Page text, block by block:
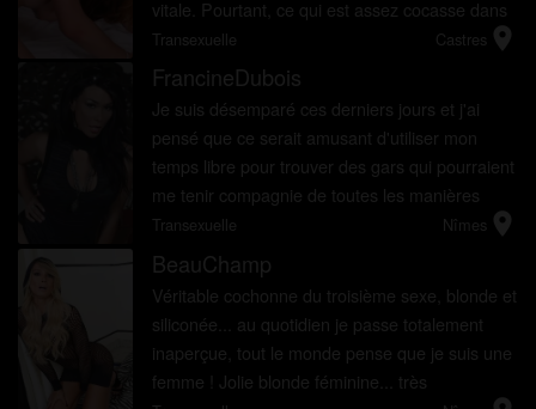
vitale. Pourtant, ce qui est assez cocasse dans
tout cela c’est que je préfère beaucoup plus
coucher avec des co...
Castres location_on
Transexuelle
FrancineDubois
Je suis désemparé ces derniers jours et j'ai
pensé que ce serait amusant d'utiliser mon
temps libre pour trouver des gars qui pourraient
me tenir compagnie de toutes les manières
possibles. Je pense aussi que ce serait bien si
les gars que je vai...
Nîmes location_on
Transexuelle
BeauChamp
Véritable cochonne du troisième sexe, blonde et
siliconée... au quotidien je passe totalement
inaperçue, tout le monde pense que je suis une
femme ! Jolie blonde féminine... très